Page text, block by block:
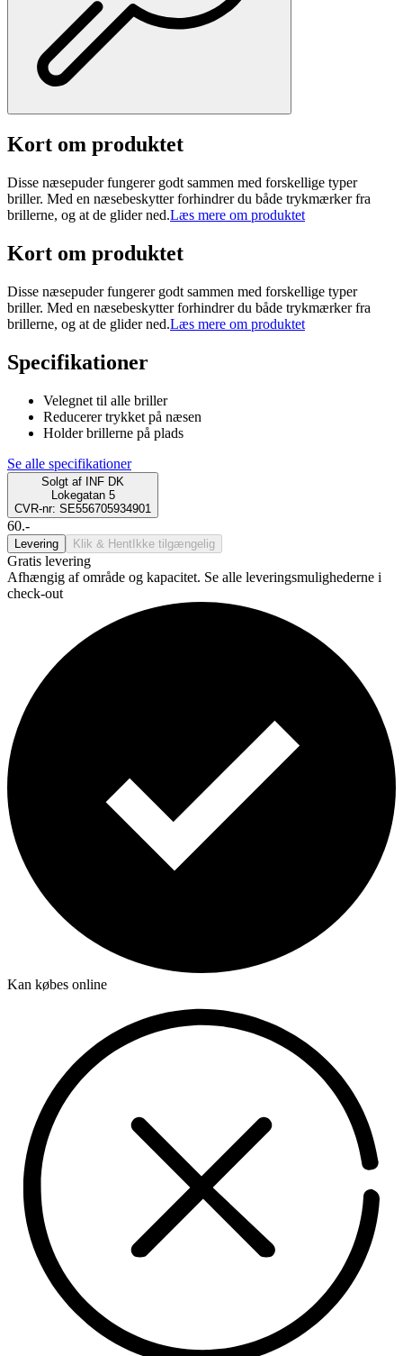
Kort om produktet
Disse næsepuder fungerer godt sammen med forskellige typer
briller. Med en næsebeskytter forhindrer du både trykmærker fra
brillerne, og at de glider ned.Læs mere om produktet
Kort om produktet
Disse næsepuder fungerer godt sammen med forskellige typer
briller. Med en næsebeskytter forhindrer du både trykmærker fra
brillerne, og at de glider ned.Læs mere om produktet
Specifikationer
Velegnet til alle briller
Reducerer trykket på næsen
Holder brillerne på plads
Se alle specifikationer
Solgt af
INF DK
Lokegatan 5
CVR-nr: SE556705934901
60.-
Levering Klik & Hent Ikke tilgængelig
Gratis levering
Afhængig af område og kapacitet. Se alle leveringsmulighederne i
check-out
Kan købes online